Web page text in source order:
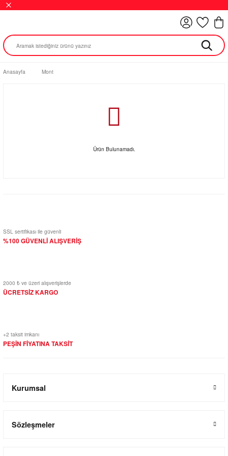
Anasayfa Mont
Ürün Bulunamadı.
SSL sertifikası ile güvenli
%100 GÜVENLİ ALIŞVERİŞ
2000 ₺ ve üzeri alışverişlerde
ÜCRETSİZ KARGO
+2 taksit imkanı
PEŞİN FİYATINA TAKSİT
Kurumsal
Sözleşmeler